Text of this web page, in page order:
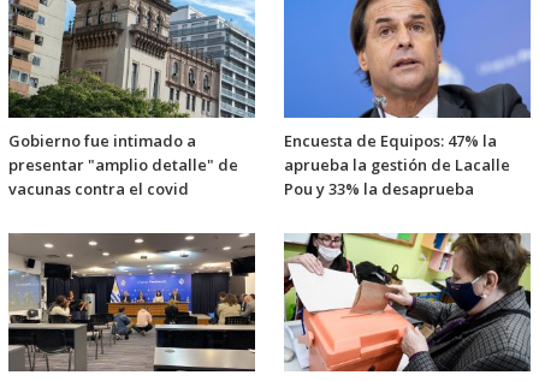
Gobierno fue intimado a
presentar "amplio detalle" de
vacunas contra el covid
Encuesta de Equipos: 47% la
aprueba la gestión de Lacalle
Pou y 33% la desaprueba